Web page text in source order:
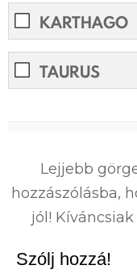
KARTHAGO
TAURUS
Lejjebb
hozzászólásba,
jól!
Szólj hozzá!